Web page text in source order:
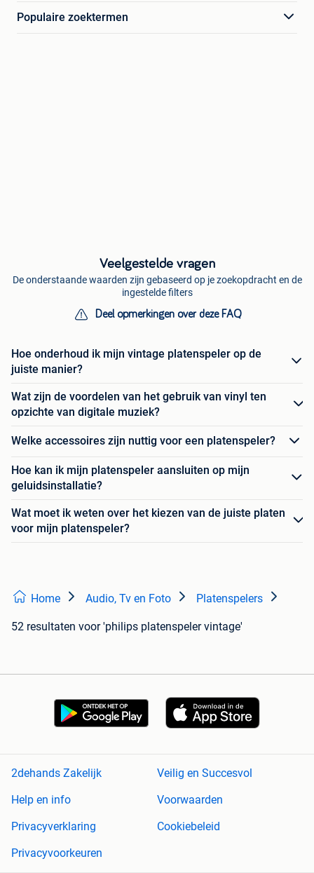
Populaire zoektermen
Veelgestelde vragen
De onderstaande waarden zijn gebaseerd op je zoekopdracht en de
ingestelde filters
Deel opmerkingen over deze FAQ
Hoe onderhoud ik mijn vintage platenspeler op de
juiste manier?
Wat zijn de voordelen van het gebruik van vinyl ten
opzichte van digitale muziek?
Welke accessoires zijn nuttig voor een platenspeler?
Hoe kan ik mijn platenspeler aansluiten op mijn
geluidsinstallatie?
Wat moet ik weten over het kiezen van de juiste platen
voor mijn platenspeler?
Home Audio, Tv en Foto Platenspelers
52 resultaten voor 'philips platenspeler vintage'
2dehands Zakelijk
Veilig en Succesvol
Help en info
Voorwaarden
Privacyverklaring
Cookiebeleid
Privacyvoorkeuren